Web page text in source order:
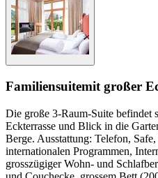
Familiensuitemit großer
Die große 3-Raum-Suite befindet
Eckterrasse und Blick in die
Berge. Ausstattung: Telefon,
internationalen Programmen,
grosszügiger Wohn- und